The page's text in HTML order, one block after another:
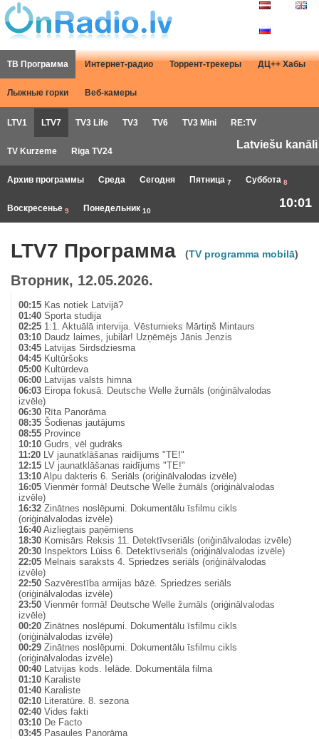
ТВ Программа Интернет-радио Торрент-трекеры ДЦ++ Хабы
Лыжные горки Веб-камеры
LTV1 LTV7 TV3 Life TV3 TV6 TV3 Mini RE:TV
TV Kurzeme Riga TV24
Latviešu kanāli
Архив программы Среда Сегодня Пятница 7 Суббота 8
Воскресенье 9 Понедельник 10
10:01
LTV7 Программа (TV programma mobilā)
Вторник, 12.05.2026.
00:15 Kas notiek Latvijā?
01:40 Sporta studija
02:25 1:1. Aktuālā intervija. Vēsturnieks Mārtiņš Mintaurs
03:10 Daudz laimes, jubilār! Uzņēmējs Jānis Jenzis
03:45 Latvijas Sirdsdziesma
04:45 Kultūršoks
05:00 Kultūrdeva
06:00 Latvijas valsts himna
06:03 Eiropa fokusā. Deutsche Welle žurnāls (oriģinālvalodas
izvēle)
06:30 Rīta Panorāma
08:35 Šodienas jautājums
08:55 Province
10:10 Gudrs, vēl gudrāks
11:20 LV jaunatklāšanas raidījums "TE!"
12:15 LV jaunatklāšanas raidījums "TE!"
13:10 Alpu dakteris 6. Seriāls (oriģinālvalodas izvēle)
16:05 Vienmēr formā! Deutsche Welle žurnāls (oriģinālvalodas
izvēle)
16:32 Zinātnes noslēpumi. Dokumentālu īsfilmu cikls
(oriģinālvalodas izvēle)
16:40 Aizliegtais paņēmiens
18:30 Komisārs Reksis 11. Detektīvseriāls (oriģinālvalodas izvēle)
20:30 Inspektors Lūiss 6. Detektīvseriāls (oriģinālvalodas izvēle)
22:05 Melnais saraksts 4. Spriedzes seriāls (oriģinālvalodas
izvēle)
22:50 Sazvērestība armijas bāzē. Spriedzes seriāls
(oriģinālvalodas izvēle)
23:50 Vienmēr formā! Deutsche Welle žurnāls (oriģinālvalodas
izvēle)
00:20 Zinātnes noslēpumi. Dokumentālu īsfilmu cikls
(oriģinālvalodas izvēle)
00:29 Zinātnes noslēpumi. Dokumentālu īsfilmu cikls
(oriģinālvalodas izvēle)
00:40 Latvijas kods. Ielāde. Dokumentāla filma
01:10 Karaliste
01:40 Karaliste
02:10 Literatūre. 8. sezona
02:40 Vides fakti
03:10 De Facto
03:45 Pasaules Panorāma